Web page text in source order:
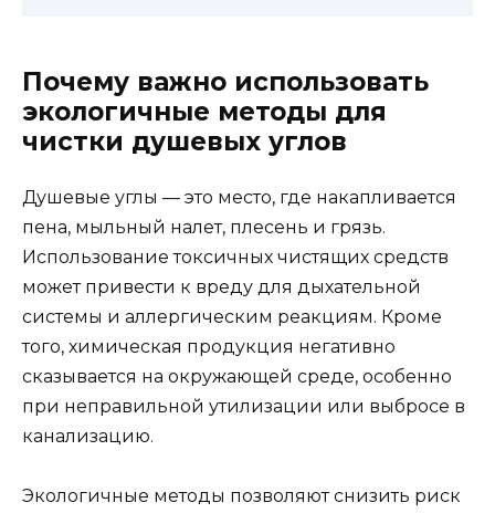
Почему важно использовать
экологичные методы для
чистки душевых углов
Душевые углы — это место, где накапливается
пена, мыльный налет, плесень и грязь.
Использование токсичных чистящих средств
может привести к вреду для дыхательной
системы и аллергическим реакциям. Кроме
того, химическая продукция негативно
сказывается на окружающей среде, особенно
при неправильной утилизации или выбросе в
канализацию.
Экологичные методы позволяют снизить риск